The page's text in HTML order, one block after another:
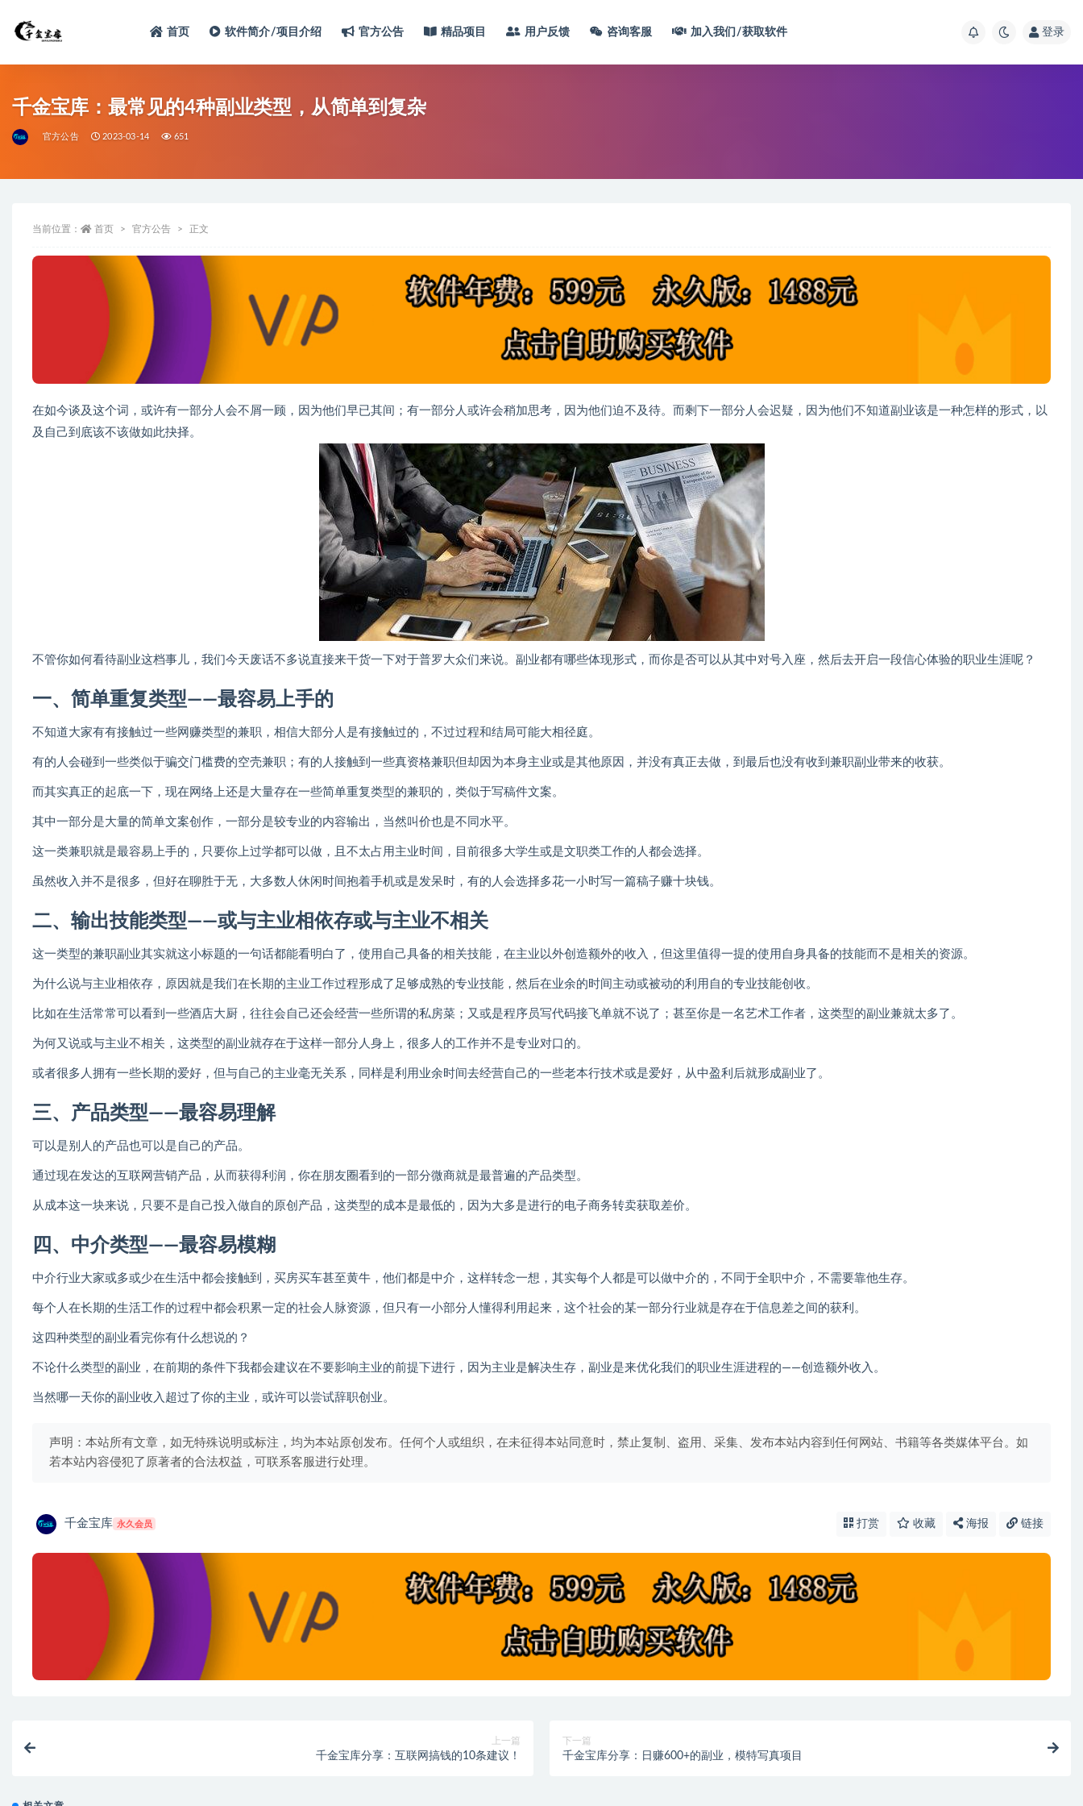
首页 软件简介/项目介绍 官方公告 精品项目 用户反馈 咨询客服 加入我们/获取软件 登录
千金宝库：最常见的4种副业类型，从简单到复杂
官方公告 2023-03-14 651
当前位置： 首页 官方公告 正文
在如今谈及这个词，或许有一部分人会不屑一顾，因为他们早已其间；有一部分人或许会稍加思考，因为他们迫不及待。而剩下一部分人会迟疑，因为他们不知道副业该是一种怎样的形式，以
及自己到底该不该做如此抉择。
不管你如何看待副业这档事儿，我们今天废话不多说直接来干货一下对于普罗大众们来说。副业都有哪些体现形式，而你是否可以从其中对号入座，然后去开启一段信心体验的职业生涯呢？
一、简单重复类型——最容易上手的
不知道大家有有接触过一些网赚类型的兼职，相信大部分人是有接触过的，不过过程和结局可能大相径庭。
有的人会碰到一些类似于骗交门槛费的空壳兼职；有的人接触到一些真资格兼职但却因为本身主业或是其他原因，并没有真正去做，到最后也没有收到兼职副业带来的收获。
而其实真正的起底一下，现在网络上还是大量存在一些简单重复类型的兼职的，类似于写稿件文案。
其中一部分是大量的简单文案创作，一部分是较专业的内容输出，当然叫价也是不同水平。
这一类兼职就是最容易上手的，只要你上过学都可以做，且不太占用主业时间，目前很多大学生或是文职类工作的人都会选择。
虽然收入并不是很多，但好在聊胜于无，大多数人休闲时间抱着手机或是发呆时，有的人会选择多花一小时写一篇稿子赚十块钱。
二、输出技能类型——或与主业相依存或与主业不相关
这一类型的兼职副业其实就这小标题的一句话都能看明白了，使用自己具备的相关技能，在主业以外创造额外的收入，但这里值得一提的使用自身具备的技能而不是相关的资源。
为什么说与主业相依存，原因就是我们在长期的主业工作过程形成了足够成熟的专业技能，然后在业余的时间主动或被动的利用自的专业技能创收。
比如在生活常常可以看到一些酒店大厨，往往会自己还会经营一些所谓的私房菜；又或是程序员写代码接飞单就不说了；甚至你是一名艺术工作者，这类型的副业兼就太多了。
为何又说或与主业不相关，这类型的副业就存在于这样一部分人身上，很多人的工作并不是专业对口的。
或者很多人拥有一些长期的爱好，但与自己的主业毫无关系，同样是利用业余时间去经营自己的一些老本行技术或是爱好，从中盈利后就形成副业了。
三、产品类型——最容易理解
可以是别人的产品也可以是自己的产品。
通过现在发达的互联网营销产品，从而获得利润，你在朋友圈看到的一部分微商就是最普遍的产品类型。
从成本这一块来说，只要不是自己投入做自的原创产品，这类型的成本是最低的，因为大多是进行的电子商务转卖获取差价。
四、中介类型——最容易模糊
中介行业大家或多或少在生活中都会接触到，买房买车甚至黄牛，他们都是中介，这样转念一想，其实每个人都是可以做中介的，不同于全职中介，不需要靠他生存。
每个人在长期的生活工作的过程中都会积累一定的社会人脉资源，但只有一小部分人懂得利用起来，这个社会的某一部分行业就是存在于信息差之间的获利。
这四种类型的副业看完你有什么想说的？
不论什么类型的副业，在前期的条件下我都会建议在不要影响主业的前提下进行，因为主业是解决生存，副业是来优化我们的职业生涯进程的——创造额外收入。
当然哪一天你的副业收入超过了你的主业，或许可以尝试辞职创业。
声明：本站所有文章，如无特殊说明或标注，均为本站原创发布。任何个人或组织，在未征得本站同意时，禁止复制、盗用、采集、发布本站内容到任何网站、书籍等各类媒体平台。如
若本站内容侵犯了原著者的合法权益，可联系客服进行处理。
千金宝库 永久会员 打赏 收藏 海报 链接
上一篇
千金宝库分享：互联网搞钱的10条建议！
下一篇
千金宝库分享：日赚600+的副业，模特写真项目